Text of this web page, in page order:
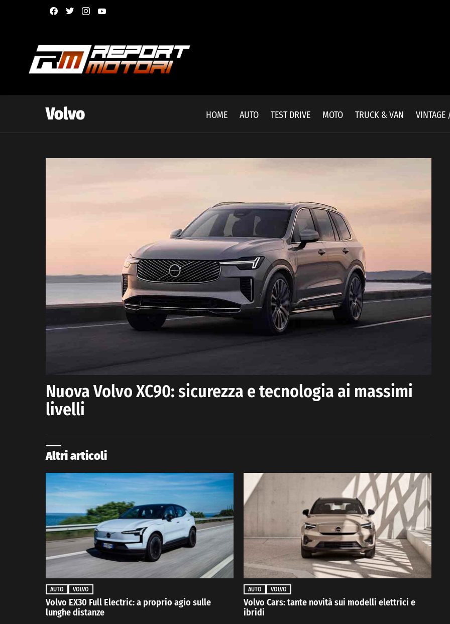
facebooktwitterinstagram
HOME AUTO TEST DRIVE MOTO TRUCK & VAN VINTAGE
Volvo
Nuova Volvo XC90: sicurezza e tecnologia ai massimi
livelli
Altri articoli
AUTO VOLVO
Volvo EX30 Full Electric: a proprio agio sulle
lunghe distanze
AUTO VOLVO
Volvo Cars: tante novità sui modelli elettrici e
ibridi